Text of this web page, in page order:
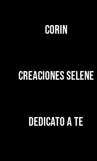
CORIN
CREACIONES SELENE
DEDICATO A TE